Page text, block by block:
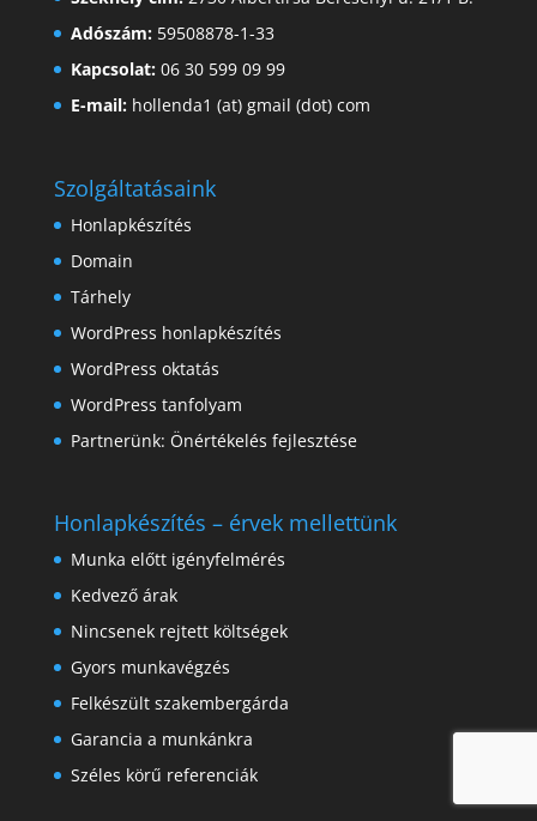
Adószám:59508878-1-33
Kapcsolat:06 30 599 09 99
E-mail:hollenda1 (at) gmail (dot) com
Szolgáltatásaink
Honlapkészítés
Domain
Tárhely
WordPress honlapkészítés
WordPress oktatás
WordPress tanfolyam
Partnerünk: Önértékelés fejlesztése
Honlapkészítés – érvek mellettünk
Munka előtt igényfelmérés
Kedvező árak
Nincsenek rejtett költségek
Gyors munkavégzés
Felkészült szakembergárda
Garancia a munkánkra
Széles körű referenciák